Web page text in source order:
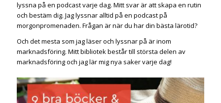
lyssna på en podcast varje dag. Mitt svar är att skapa en rutin
och bestäm dig. Jag lyssnar alltid på en podcast på
morgonpromenaden. Frågan är när du har din bästa lärotid?
Och det mesta som jag läser och lyssnar på är inom
marknadsföring. Mitt bibliotek består till största delen av
marknadsföring och jag lär mig nya saker varje dag!